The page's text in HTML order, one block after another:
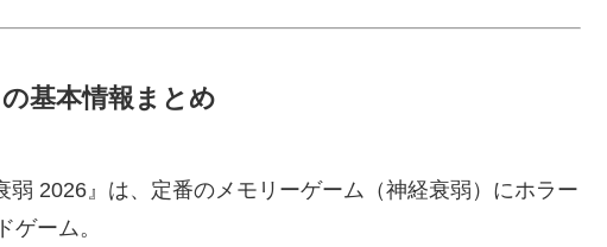
基本情報まとめ
2026』は、定番のメモリーゲーム（神経衰弱）にホラー
ゲーム。